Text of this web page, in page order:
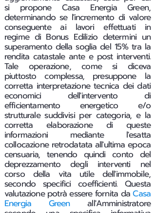
si propone Casa Energia Green,
determinando se l'incremento di valore
conseguente ai lavori effettuati in
regime di Bonus Edilizio determini un
superamento della soglia del 15% tra la
rendita catastale ante e post interventi.
Tale operazione, come si diceva
piuttosto complessa, presuppone la
corretta interpretazione tecnica dei dati
economici dell'intervento di
efficientamento energetico e/o
strutturale suddivisi per categoria, e la
corretta elaborazione di queste
informazioni mediante l'esatta
collocazione retrodatata all'ultima epoca
censuaria, tenendo quindi conto del
deprezzamento degli interventi nel
corso della vita utile dell'immobile,
secondo specifici coefficienti. Questa
valutazione potrà essere fornita daCasa
Energia Greenall'Amministratore